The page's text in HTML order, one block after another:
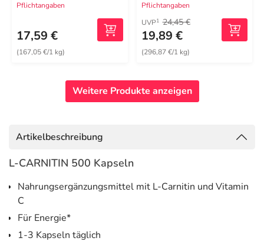
Pflichtangaben
17,59 €
(167,05 €/1 kg)
Pflichtangaben
UVP1 24,45 €
19,89 €
(296,87 €/1 kg)
Weitere Produkte anzeigen
Artikelbeschreibung
L-CARNITIN 500 Kapseln
Nahrungsergänzungsmittel mit L-Carnitin und Vitamin
C
Für Energie*
1-3 Kapseln täglich